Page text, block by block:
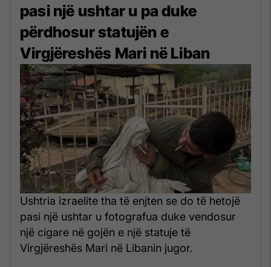
pasi një ushtar u pa duke
përdhosur statujën e
Virgjëreshës Mari në Liban
Ushtria izraelite tha të enjten se do të hetojë
pasi një ushtar u fotografua duke vendosur
një cigare në gojën e një statuje të
Virgjëreshës Mari në Libanin jugor.